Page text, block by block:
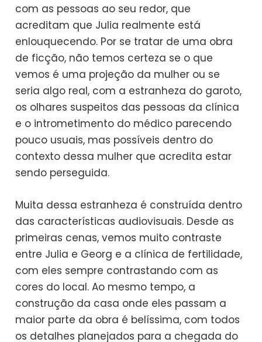
com as pessoas ao seu redor, que
acreditam que Julia realmente está
enlouquecendo. Por se tratar de uma obra
de ficção, não temos certeza se o que
vemos é uma projeção da mulher ou se
seria algo real, com a estranheza do garoto,
os olhares suspeitos das pessoas da clínica
e o intrometimento do médico parecendo
pouco usuais, mas possíveis dentro do
contexto dessa mulher que acredita estar
sendo perseguida.
Muita dessa estranheza é construída dentro
das características audiovisuais. Desde as
primeiras cenas, vemos muito contraste
entre Julia e Georg e a clínica de fertilidade,
com eles sempre contrastando com as
cores do local. Ao mesmo tempo, a
construção da casa onde eles passam a
maior parte da obra é belíssima, com todos
os detalhes planejados para a chegada do